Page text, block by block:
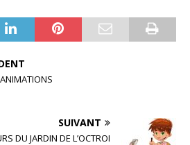
SUIVANT
DU JARDIN DE L’OCTROI